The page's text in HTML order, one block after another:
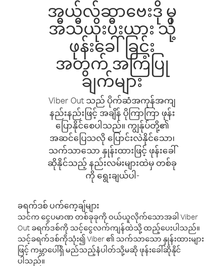
အယ်လ်ဆာဗေးဒို မှ
အီသီယိုးပီးယား သို့
ဖုန်းခေါ်ခြင်း
အတွက် အကြံပြု
ချက်များ
Viber Out သည် ပိုက်ဆံအကုန်အကျ
နည်းနည်းဖြင့် အချိန် ပိုကြာကြာ ဖုန်း
ပြောနိုင်စေပါသည်။ ကျွန်ုပ်တို့၏
အဆင်ပြေသလို ပြောင်းလဲနိုင်သော၊
သက်သာသော နှုန်းထားဖြင့် ဖုန်းခေါ်
ဆိုနိုင်သည့် နည်းလမ်းများထဲမှ တစ်ခု
ကို ရွေးချယ်ပါ-
ခရက်ဒစ် ပက်ကေ့ချ်များ
သင်က ငွေပမာဏ တစ်ခုခုကို ဝယ်ယူလိုက်သောအခါ Viber
Out ခရက်ဒစ်ကို သင့်ငွေလက်ကျန်ထဲသို့ ထည့်ပေးပါသည်။
သင့်ခရက်ဒစ်ကိုသုံး၍ Viber ၏ သက်သာသော နှုန်းထားများ
ဖြင့် ကမ္ဘာပေါ်ရှိ မည်သည့်နံပါတ်သို့မဆို ဖုန်းခေါ်ဆိုနိုင်
ပါသည်။